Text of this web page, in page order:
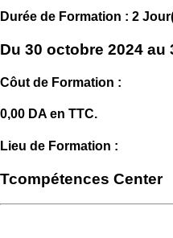
Durée de Formation : 2
Du 30 octobre 2024 au
Côut de Formation :
0,00 DA en TTC.
Lieu de Formation :
Tcompétences Center